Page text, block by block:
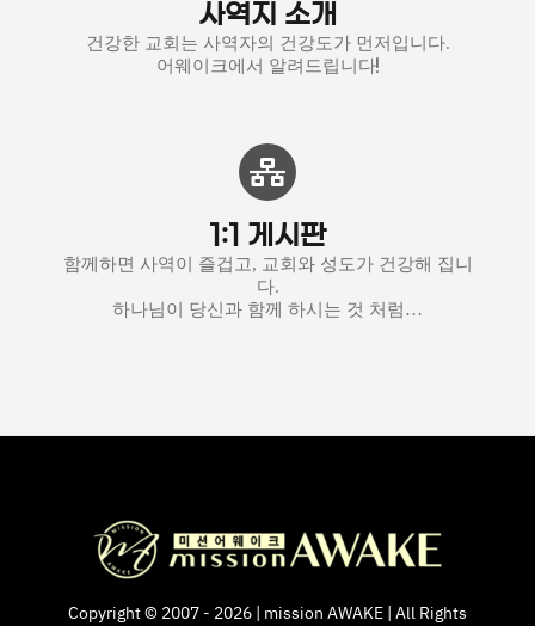
사역지 소개
건강한 교회는 사역자의 건강도가 먼저입니다.
어웨이크에서 알려드립니다!
1:1 게시판
함께하면 사역이 즐겁고, 교회와 성도가 건강해 집니
다.
하나님이 당신과 함께 하시는 것 처럼…
Copyright © 2007 - 2026 | mission AWAKE | All Rights